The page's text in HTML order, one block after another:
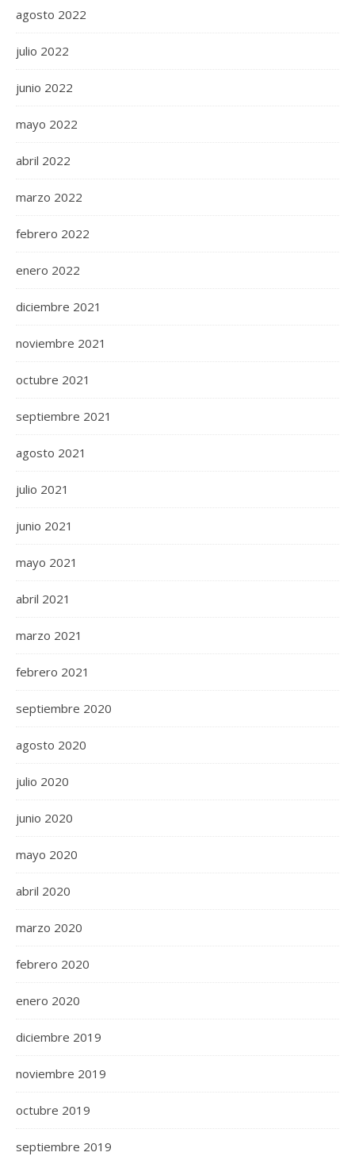
agosto 2022
julio 2022
junio 2022
mayo 2022
abril 2022
marzo 2022
febrero 2022
enero 2022
diciembre 2021
noviembre 2021
octubre 2021
septiembre 2021
agosto 2021
julio 2021
junio 2021
mayo 2021
abril 2021
marzo 2021
febrero 2021
septiembre 2020
agosto 2020
julio 2020
junio 2020
mayo 2020
abril 2020
marzo 2020
febrero 2020
enero 2020
diciembre 2019
noviembre 2019
octubre 2019
septiembre 2019